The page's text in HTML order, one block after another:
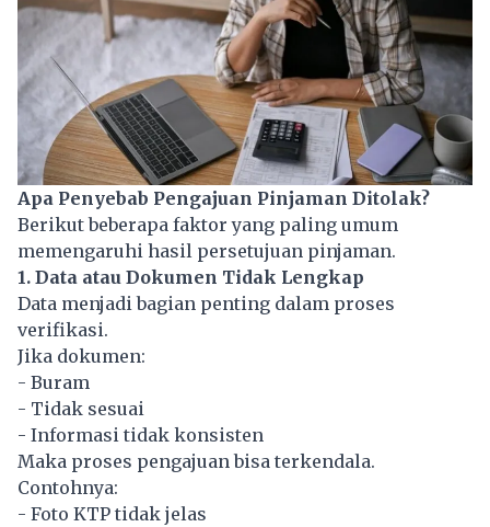
Apa Penyebab Pengajuan Pinjaman Ditolak?
Berikut beberapa faktor yang paling umum
memengaruhi hasil persetujuan pinjaman.
1. Data atau Dokumen Tidak Lengkap
Data menjadi bagian penting dalam proses
verifikasi.
Jika dokumen:
- Buram
- Tidak sesuai
- Informasi tidak konsisten
Maka proses pengajuan bisa terkendala.
Contohnya:
- Foto KTP tidak jelas